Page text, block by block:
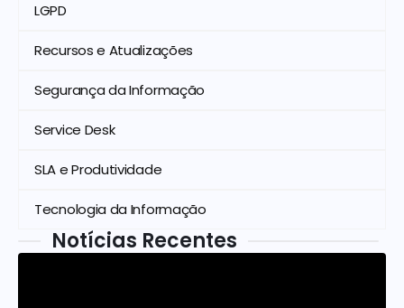
LGPD
Recursos e Atualizações
Segurança da Informação
Service Desk
SLA e Produtividade
Tecnologia da Informação
Notícias Recentes